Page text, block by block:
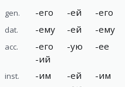
gen. -его -ей -его
dat. -ему -ей -ему
acc. -его
-ий
-ую -ее
inst. -им -ей
-им